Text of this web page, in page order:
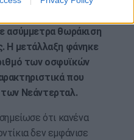
ασύμμετρα θωράκιση
Η μετάλλαξη φάνηκε
των οσφυϊκών
που
των Νεάντερταλ.
ότι κανένα
δεν εμφάνισε